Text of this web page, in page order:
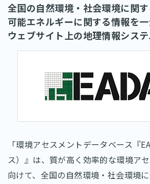
全国の自然環境・社会環境に関
可能エネルギーに関する情報を
ウェブサイト上の地理情報システ
「環境アセスメントデータベース『
ス）』は、質が高く効率的な環境ア
向けて、全国の自然環境・社会環境